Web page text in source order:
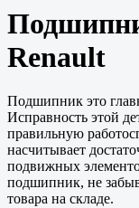
Renault
Подшипник это
Исправность этой
правильную
насчитывает
подвижных
подшипник, не
товара на складе.